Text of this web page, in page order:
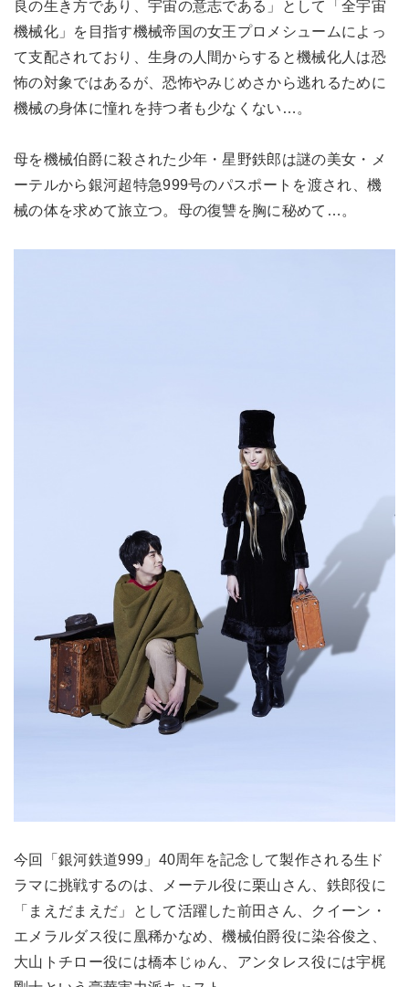
良の生き方であり、宇宙の意志である」として「全宇宙
機械化」を目指す機械帝国の女王プロメシュームによっ
て支配されており、生身の人間からすると機械化人は恐
怖の対象ではあるが、恐怖やみじめさから逃れるために
機械の身体に憧れを持つ者も少なくない…。
母を機械伯爵に殺された少年・星野鉄郎は謎の美女・メ
ーテルから銀河超特急999号のパスポートを渡され、機
械の体を求めて旅立つ。母の復讐を胸に秘めて…。
今回「銀河鉄道999」40周年を記念して製作される生ド
ラマに挑戦するのは、メーテル役に栗山さん、鉄郎役に
「まえだまえだ」として活躍した前田さん、クイーン・
エメラルダス役に凰稀かなめ、機械伯爵役に染谷俊之、
大山トチロー役には橋本じゅん、アンタレス役には宇梶